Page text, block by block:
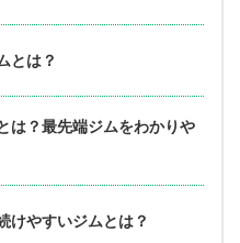
とは？
は？最先端ジムをわかりや
けやすいジムとは？